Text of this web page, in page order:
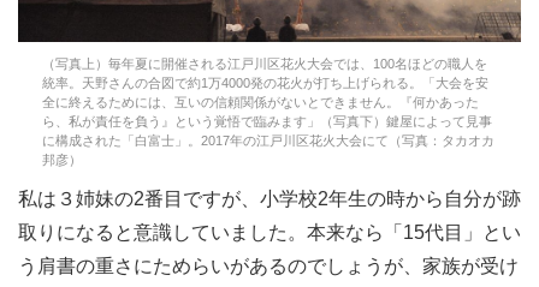
（写真上）毎年夏に開催される江戸川区花火大会では、100名ほどの職人を
統率。天野さんの合図で約1万4000発の花火が打ち上げられる。「大会を安
全に終えるためには、互いの信頼関係がないとできません。『何かあった
ら、私が責任を負う』という覚悟で臨みます」（写真下）鍵屋によって見事
に構成された「白富士」。2017年の江戸川区花火大会にて（写真：タカオカ
邦彦）
私は３姉妹の2番目ですが、小学校2年生の時から自分が跡
取りになると意識していました。本来なら「15代目」とい
う肩書の重さにためらいがあるのでしょうが、家族が受け